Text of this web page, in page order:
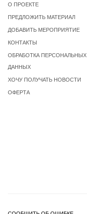
О ПРОЕКТЕ
ПРЕДЛОЖИТЬ МАТЕРИАЛ
ДОБАВИТЬ МЕРОПРИЯТИЕ
КОНТАКТЫ
ОБРАБОТКА ПЕРСОНАЛЬНЫХ
ДАННЫХ
ХОЧУ ПОЛУЧАТЬ НОВОСТИ
ОФЕРТА